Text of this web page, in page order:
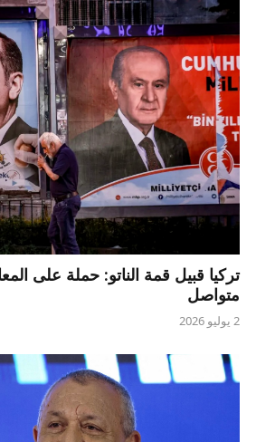
تركيا قبيل قمة الناتو: حملة على
متواصل
2 يوليو 2026